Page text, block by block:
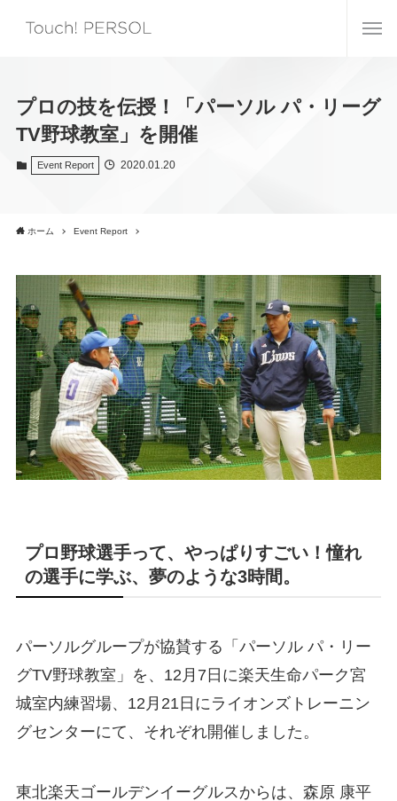
プロの技を伝授！「パーソル パ・リーグ
TV野球教室」を開催
Event Report 2020.01.20
ホーム Event Report
プロ野球選手って、やっぱりすごい！憧れ
の選手に学ぶ、夢のような3時間。
パーソルグループが協賛する「パーソル パ・リー
グTV野球教室」を、12月7日に楽天生命パーク宮
城室内練習場、12月21日にライオンズトレーニン
グセンターにて、それぞれ開催しました。
東北楽天ゴールデンイーグルスからは、森原 康平